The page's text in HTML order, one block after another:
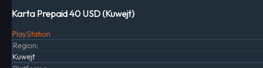
Karta Prepaid 40 USD (Kuwejt)
PlayStation
Region:
Kuwejt